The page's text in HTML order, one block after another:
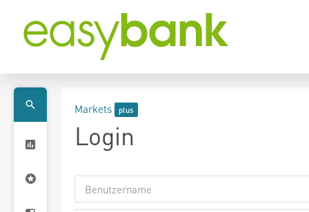
Markets
Login